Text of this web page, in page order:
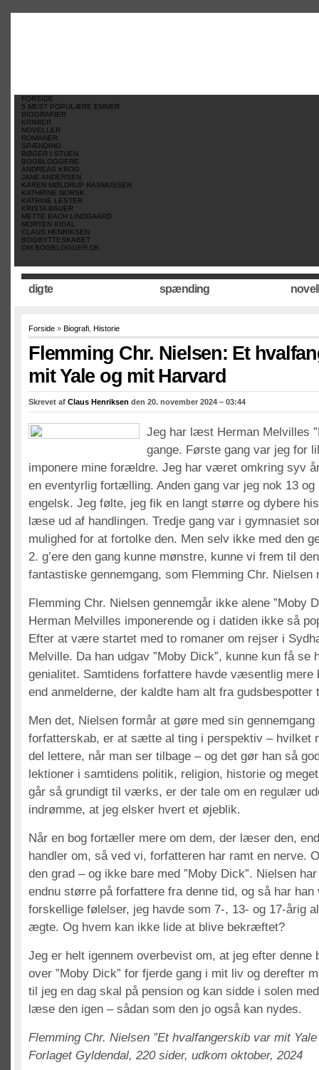
FORSIDE
5 MEST POPULÆRE EMNER
BIOGRAFIER
KRIMIER
NOVELLER
ROMANER
SPÆNDING
BØGER I STUEN
BOGBLOGGERE
ANDREAS KROG
JANE ANDERSEN
KAREN MØLDRUP RASMUSSEN
KATHRINE NORSK
KATRINE LESTER
KRISTA BAUER
METTE BACH LINDGAARD
MORTEN KIDAL
CLAUS HENRIKSEN
BOGBYTTESKABET
OM BOGBLOGGER.DK
digte spænding
Forside » Biografi Historie
Flemming Chr. Nielsen: Et
mit Yale og mit Harvard
Skrevet af Claus Henriksen den 20. november 2024 – 03:44
Jeg har læst Herman Melvilles
gange. Første gang var jeg for
imponere mine forældre. Jeg har været omkring syv
en eventyrlig fortælling. Anden gang var jeg nok 13
engelsk. Jeg følte, jeg fik en langt større og dybere
læse ud af handlingen. Tredje gang var i gymnasiet
mulighed for at fortolke den. Men selv ikke med den
2. g’ere den gang kunne mønstre, kunne vi frem til
fantastiske gennemgang, som Flemming Chr. Nielsen
Flemming Chr. Nielsen gennemgår ikke alene ”Moby
Herman Melvilles imponerende og i datiden ikke så
Efter at være startet med to romaner om rejser i
Melville. Da han udgav ”Moby Dick”, kunne kun få se
genialitet. Samtidens forfattere havde væsentlig mere
end anmelderne, der kaldte ham alt fra gudsbespotter
Men det, Nielsen formår at gøre med sin
forfatterskab, er at sætte al ting i perspektiv – hvilket
del lettere, når man ser tilbage – og det gør han så
lektioner i samtidens politik, religion, historie og
går så grundigt til værks, er der tale om en regulær
indrømme, at jeg elsker hvert et øjeblik.
Når en bog fortæller mere om dem, der læser den,
handler om, så ved vi, forfatteren har ramt en nerve.
den grad – og ikke bare med ”Moby Dick”. Nielsen
endnu større på forfattere fra denne tid, og så har
forskellige følelser, jeg havde som 7-, 13- og 17-årig
ægte. Og hvem kan ikke lide at blive bekræftet?
Jeg er helt igennem overbevist om, at jeg efter denne
over ”Moby Dick” for fjerde gang i mit liv og derefter
til jeg en dag skal på pension og kan sidde i solen
læse den igen – sådan som den jo også kan nydes.
Flemming Chr. Nielsen ”Et hvalfangerskib var mit
Forlaget Gyldendal, 220 sider, udkom oktober, 2024